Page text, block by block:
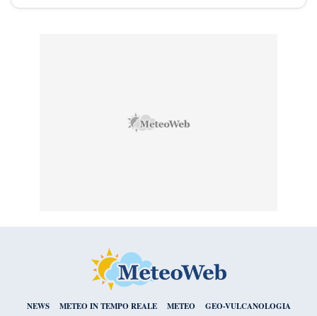
NEWS METEO IN TEMPO REALE METEO GEO-VULCANOLOGIA